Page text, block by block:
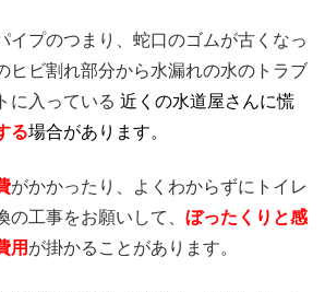
イプのつまり、蛇口のゴムが古くなっ
ヒビ割れ部分から水漏れの水のトラブ
に入っている 近くの水道屋さんに慌
る場合があります。
がかかったり、よくわからずにトイレ
の工事をお願いして、 ぼったくりと感
用 が掛かることがあります。